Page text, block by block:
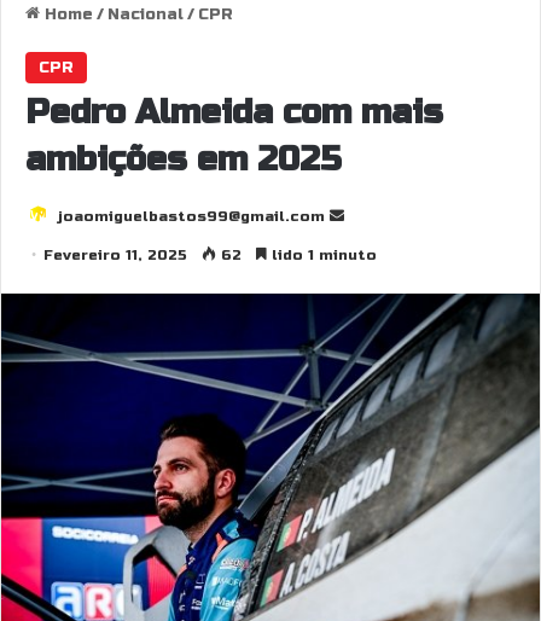
Home / Nacional/ CPR
CPR
Pedro Almeida com mais
ambições em 2025
joaomiguelbastos99@gmail.com
a
n
e
m
a
i
l
Fevereiro 11, 2025 62 lido 1 minuto